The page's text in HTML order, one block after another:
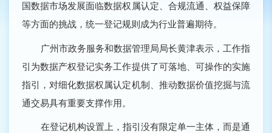
国数据市场发展面临数据权属认定、合规流通、权益保障
等方面的挑战，统一登记规则成为行业普遍期待。
广州市政务服务和数据管理局局长黄津表示，工作指
引为数据产权登记实务工作提供了可落地、可操作的实施
指引，对细化数据权属认定机制、推动数据价值挖掘与流
通交易具有重要支撑作用。
在登记机构设置上，指引没有限定单一主体，而是通